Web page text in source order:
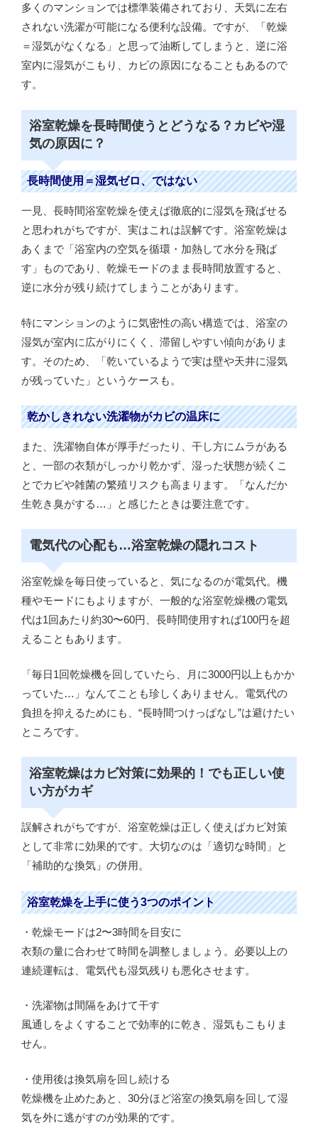
多くのマンションでは標準装備されており、天気に左右
されない洗濯が可能になる便利な設備。ですが、「乾燥
＝湿気がなくなる」と思って油断してしまうと、逆に浴
室内に湿気がこもり、カビの原因になることもあるので
す。
浴室乾燥を長時間使うとどうなる？カビや湿
気の原因に？
長時間使用＝湿気ゼロ、ではない
一見、長時間浴室乾燥を使えば徹底的に湿気を飛ばせる
と思われがちですが、実はこれは誤解です。浴室乾燥は
あくまで「浴室内の空気を循環・加熱して水分を飛ば
す」ものであり、乾燥モードのまま長時間放置すると、
逆に水分が残り続けてしまうことがあります。
特にマンションのように気密性の高い構造では、浴室の
湿気が室内に広がりにくく、滞留しやすい傾向がありま
す。そのため、「乾いているようで実は壁や天井に湿気
が残っていた」というケースも。
乾かしきれない洗濯物がカビの温床に
また、洗濯物自体が厚手だったり、干し方にムラがある
と、一部の衣類がしっかり乾かず、湿った状態が続くこ
とでカビや雑菌の繁殖リスクも高まります。「なんだか
生乾き臭がする…」と感じたときは要注意です。
電気代の心配も…浴室乾燥の隠れコスト
浴室乾燥を毎日使っていると、気になるのが電気代。機
種やモードにもよりますが、一般的な浴室乾燥機の電気
代は1回あたり約30〜60円、長時間使用すれば100円を超
えることもあります。
「毎日1回乾燥機を回していたら、月に3000円以上もかか
っていた…」なんてことも珍しくありません。電気代の
負担を抑えるためにも、“長時間つけっぱなし”は避けたい
ところです。
浴室乾燥はカビ対策に効果的！でも正しい使
い方がカギ
誤解されがちですが、浴室乾燥は正しく使えばカビ対策
として非常に効果的です。大切なのは「適切な時間」と
「補助的な換気」の併用。
浴室乾燥を上手に使う3つのポイント
・乾燥モードは2〜3時間を目安に
衣類の量に合わせて時間を調整しましょう。必要以上の
連続運転は、電気代も湿気残りも悪化させます。
・洗濯物は間隔をあけて干す
風通しをよくすることで効率的に乾き、湿気もこもりま
せん。
・使用後は換気扇を回し続ける
乾燥機を止めたあと、30分ほど浴室の換気扇を回して湿
気を外に逃がすのが効果的です。